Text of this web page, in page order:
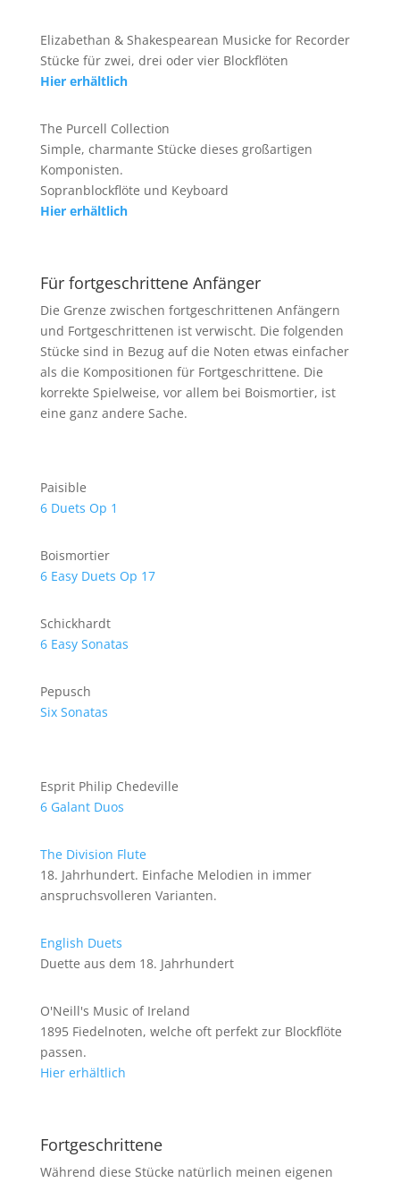
Elizabethan & Shakespearean Musicke for Recorder
Stücke für zwei, drei oder vier Blockflöten
Hier erhältlich
The Purcell Collection
Simple, charmante Stücke dieses großartigen
Komponisten.
Sopranblockflöte und Keyboard
Hier erhältlich
Für fortgeschrittene Anfänger
Die Grenze zwischen fortgeschrittenen Anfängern
und Fortgeschrittenen ist verwischt. Die folgenden
Stücke sind in Bezug auf die Noten etwas einfacher
als die Kompositionen für Fortgeschrittene. Die
korrekte Spielweise, vor allem bei Boismortier, ist
eine ganz andere Sache.
Paisible
6 Duets Op 1
Boismortier
6 Easy Duets Op 17
Schickhardt
6 Easy Sonatas
Pepusch
Six Sonatas
Esprit Philip Chedeville
6 Galant Duos
The Division Flute
18. Jahrhundert. Einfache Melodien in immer
anspruchsvolleren Varianten.
English Duets
Duette aus dem 18. Jahrhundert
O'Neill's Music of Ireland
1895 Fiedelnoten, welche oft perfekt zur Blockflöte
passen.
Hier erhältlich
Fortgeschrittene
Während diese Stücke natürlich meinen eigenen